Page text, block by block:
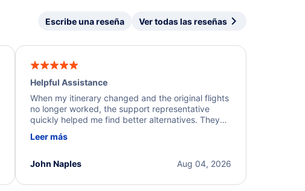
Escribe una reseña Ver todas las reseñas
Helpful Assistance
When my itinerary changed and the original flights
no longer worked, the support representative
quickly helped me find better alternatives. They
beyond to resolve the issue. I'm grateful for the
Leer más
Aug 04, 2026
John Naples